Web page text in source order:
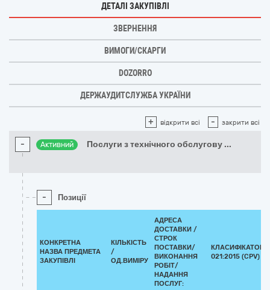
ДЕТАЛІ ЗАКУПІВЛІ
ЗВЕРНЕННЯ
ВИМОГИ/СКАРГИ
DOZORRO
ДЕРЖАУДИТСЛУЖБА УКРАЇНИ
+ відкрити всі - закрити всі
- Активний Послуги з технічного обслугову ...
- Позиції
КОНКРЕТНА
НАЗВА ПРЕДМЕТА
ЗАКУПІВЛІ
КІЛЬКІСТЬ
/
ОД.ВИМІРУ
АДРЕСА
ДОСТАВКИ /
СТРОК
ПОСТАВКИ/
ВИКОНАННЯ
РОБІТ/
НАДАННЯ
ПОСЛУГ:
КЛАСИФІКАТОР
021:2015 (CPV)